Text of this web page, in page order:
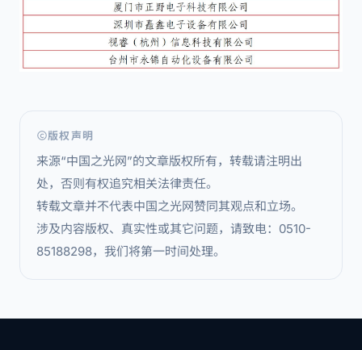
版权声明
来源“中国之光网”的文章版权所有，转载请注明出
处，否则有权追究相关法律责任。
转载文章并不代表中国之光网赞同其观点和立场。
涉及内容版权、真实性或其它问题，请致电：0510-
85188298，我们将第一时间处理。